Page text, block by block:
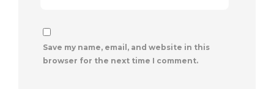
Save my name, email, and website in this
browser for the next time I comment.